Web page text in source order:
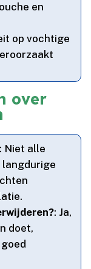
en
op vochtige
over
: Niet alle
: Ja,
doet,